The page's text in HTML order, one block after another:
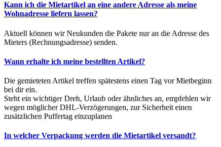
Kann ich die Mietartikel an eine andere Adresse als meine
Wohnadresse liefern lassen?
Aktuell können wir Neukunden die Pakete nur an die Adresse des
Mieters (Rechnungsadresse) senden.
Wann erhalte ich meine bestellten Artikel?
Die gemieteten Artikel treffen spätestens einen Tag vor Mietbeginn
bei dir ein.
Steht ein wichtiger Dreh, Urlaub oder ähnliches an, empfehlen wir
wegen möglicher DHL-Verzögerungen, zur Sicherheit einen
zusätzlichen Puffertag einzuplanen
In welcher Verpackung werden die Mietartikel versandt?